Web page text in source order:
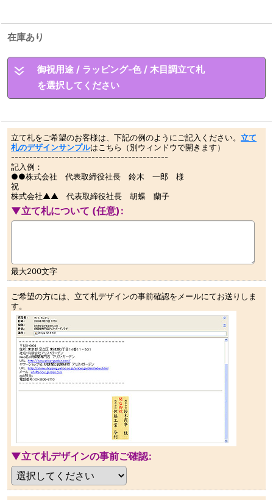
在庫あり
御祝用途 / ラッピング-色 / 木目調立て札
を選択してください
立て札をご希望のお客様は、下記の例のようにご記入ください。 立て
札のデザインサンプルはこちら（別ウィンドウで開きます）
-------------------------------------------
記入例：
●●株式会社 代表取締役社長 鈴木 一郎 様
祝
株式会社▲▲ 代表取締役社長 胡蝶 蘭子
▼立て札について (任意) :
最大200文字
ご希望の方には、立て札デザインの事前確認をメールにてお送りしま
す。
▼立て札デザインの事前ご確認: